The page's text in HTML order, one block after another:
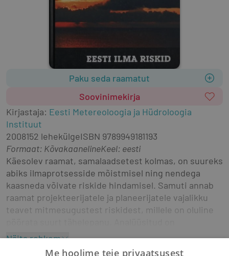
Paku seda raamatut
Soovinimekirja
Kirjastaja: Eesti Metereoloogia ja Hüdroloogia
Instituut
2008152 lehekülgeISBN 9789949181193
Formaat: KõvakaanelineKeel: eesti
Käesolev raamat, samalaadsetest kolmas, on suureks
abiks ilmaprotsesside mõistmisel ning nendega
kaasneda võivate riskide hindamisel. Samuti annab
raamat projekteerijatele ja planeerijatele vajalikku
teavet mitmesugustest riskidest, millele on oluline
kõikvõimalikke ilmariske – äärmuslike ilmaolude
tekketingimusi, looduskatastroofide põhjustatud
Näita rohkem
käsiraamatud
riskitegurid riskianalüüs ohutus
Me hoolime teie privaatsusest